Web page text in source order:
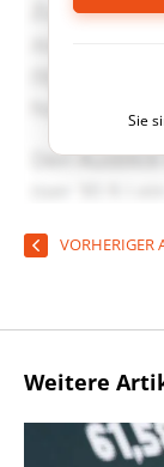
Sie
VORHERIGER
Weitere